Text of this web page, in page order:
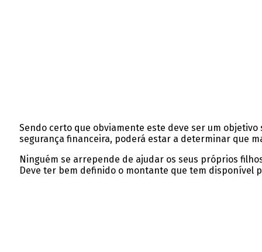
Sendo certo que obviamente este deve ser um
segurança financeira, poderá estar a determinar que
Ninguém se arrepende de ajudar os seus próprios
Deve ter bem definido o montante que tem disponível